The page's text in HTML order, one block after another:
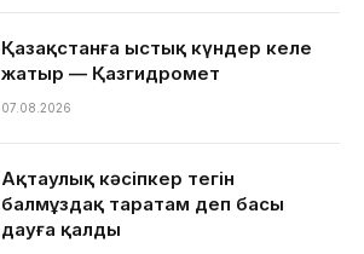
Қазақстанға ыстық күндер келе
жатыр — Қазгидромет
07.08.2026
Ақтаулық кәсіпкер тегін
балмұздақ таратам деп басы
дауға қалды